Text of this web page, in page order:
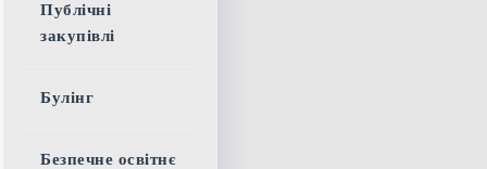
Публічні
закупівлі
Булінг
Безпечне освітнє